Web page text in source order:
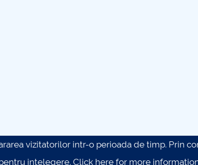
vizitatorilor intr-o perioada de timp. Prin
intelegere.Click here for more